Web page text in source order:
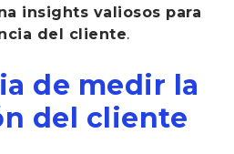
insights valiosos para
del cliente.
de medir la
del cliente